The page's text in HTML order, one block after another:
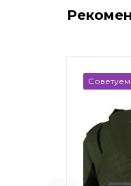
Советуем